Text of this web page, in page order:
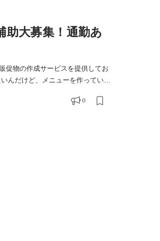
助大募集！通勤あ
促物の作成サービスを提供してお
す！
0